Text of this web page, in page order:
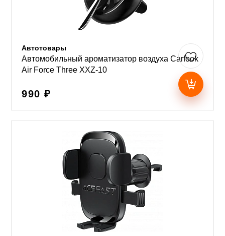
Автотовары
Автомобильный ароматизатор воздуха Carfook
Air Force Three XXZ-10
990 ₽